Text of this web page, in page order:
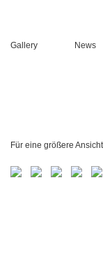
Gallery News
Für eine größere